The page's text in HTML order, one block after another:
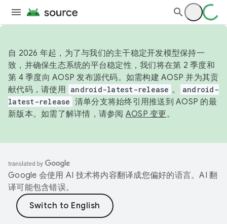
自 2026 年起，为了与我们的主干稳定开发模型保持一
致，并确保生态系统的平台稳定性，我们将在第 2 季度和
第 4 季度向 AOSP 发布源代码。如需构建 AOSP 并为其贡
献代码，请使用 android-latest-release 。
android-
latest-release 清单分支将始终引用推送到 AOSP 的最
新版本。如需了解详情，请参阅 AOSP 变更。
Google 会使用 AI 技术将内容翻译成您偏好的语言。AI 翻
译可能包含错误。